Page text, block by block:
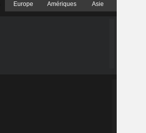
Europe Amériques Asie